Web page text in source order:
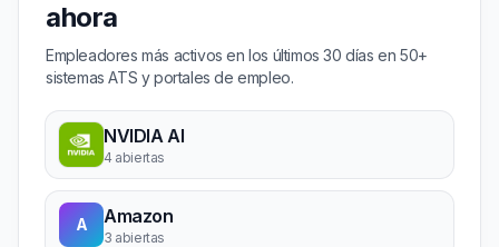
ahora
Empleadores más activos en los últimos 30 días en 50+
sistemas ATS y portales de empleo.
NVIDIA AI
4 abiertas
A Amazon
3 abiertas